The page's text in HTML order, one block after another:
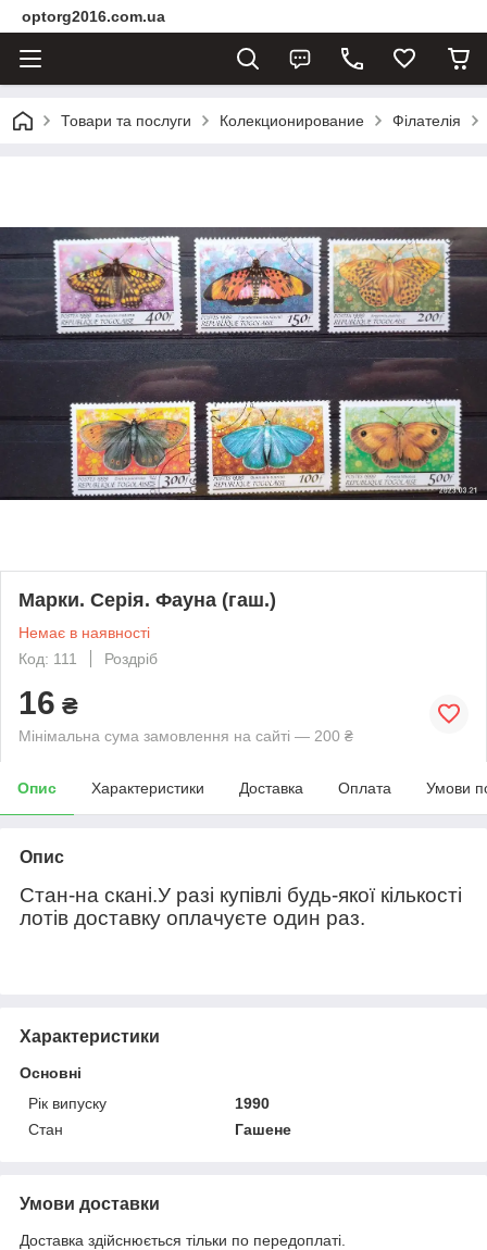
optorg2016.com.ua
Товари та послуги Колекционирование Філателія
Марки. Серія. Фауна (гаш.)
Немає в наявності
Код: 111
Роздріб
16 ₴
Мінімальна сума замовлення на сайті — 200 ₴
Опис Характеристики Доставка Оплата Умови
Опис
Стан-на скані.У разі купівлі будь-якої кількості
лотів доставку оплачуєте один раз.
Характеристики
Основні
Рік випуску
1990
Стан
Гашене
Умови доставки
Доставка здійснюється тільки по передоплаті.